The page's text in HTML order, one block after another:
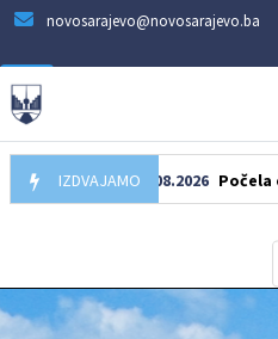
novosarajevo@novosarajevo.ba
IZDVAJAMO
05.08.2026 Počela